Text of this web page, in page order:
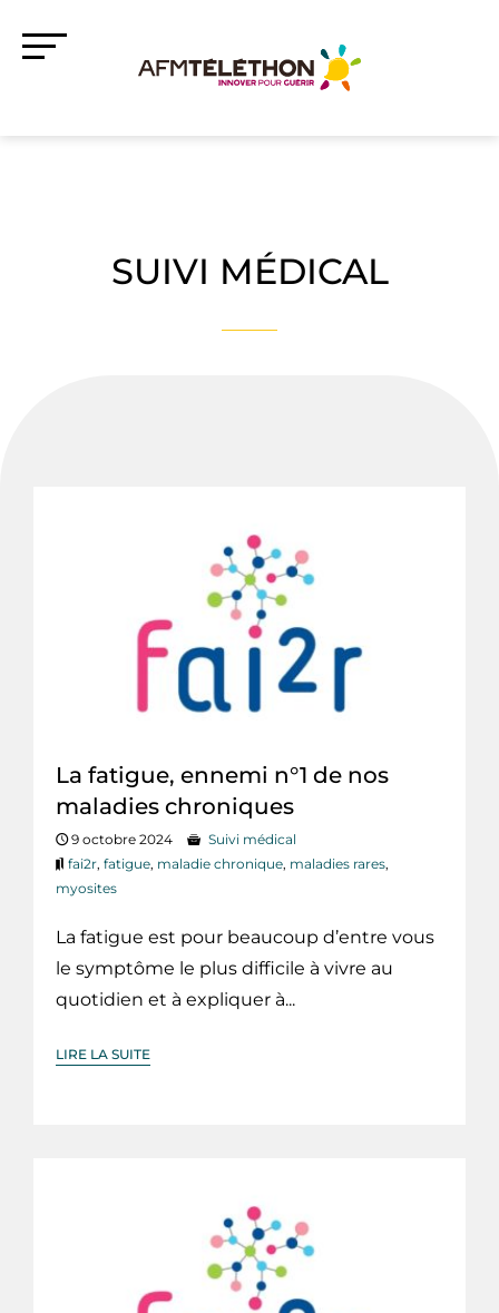
SUIVI MÉDICAL
La fatigue, ennemi n°1 de nos
maladies chroniques
9 octobre 2024
Suivi médical
fai2r, fatigue, maladie chronique, maladies rares,
myosites
La fatigue est pour beaucoup d’entre vous
le symptôme le plus difficile à vivre au
quotidien et à expliquer à...
LIRE LA SUITE